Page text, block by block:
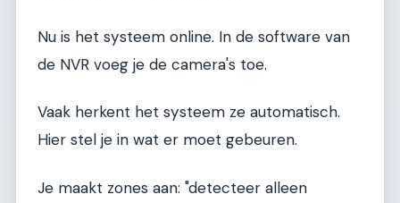
Nu is het systeem online. In de software van
de NVR voeg je de camera's toe.
Vaak herkent het systeem ze automatisch.
Hier stel je in wat er moet gebeuren.
Je maakt zones aan: "detecteer alleen